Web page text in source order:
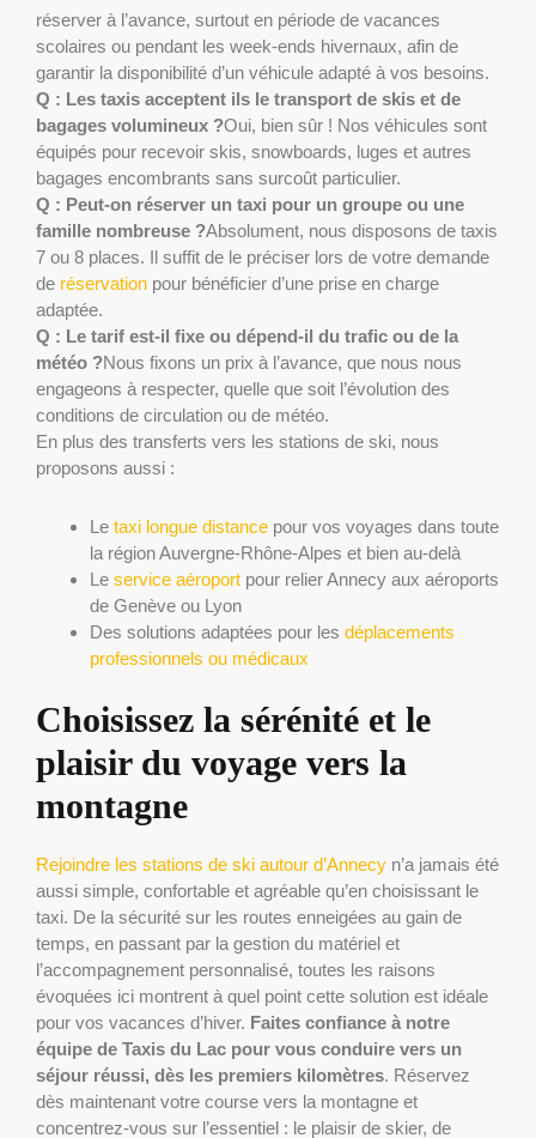
réserver à l’avance, surtout en période de vacances
scolaires ou pendant les week-ends hivernaux, afin de
garantir la disponibilité d’un véhicule adapté à vos besoins.
Q : Les taxis acceptent ils le transport de skis et de
bagages volumineux ?Oui, bien sûr ! Nos véhicules sont
équipés pour recevoir skis, snowboards, luges et autres
bagages encombrants sans surcoût particulier.
Q : Peut-on réserver un taxi pour un groupe ou une
famille nombreuse ?Absolument, nous disposons de taxis
7 ou 8 places. Il suffit de le préciser lors de votre demande
de réservation pour bénéficier d’une prise en charge
adaptée.
Q : Le tarif est-il fixe ou dépend-il du trafic ou de la
météo ?Nous fixons un prix à l’avance, que nous nous
engageons à respecter, quelle que soit l’évolution des
conditions de circulation ou de météo.
En plus des transferts vers les stations de ski, nous
proposons aussi :
Le taxi longue distance pour vos voyages dans toute
la région Auvergne-Rhône-Alpes et bien au-delà
Le service aéroport pour relier Annecy aux aéroports
de Genève ou Lyon
Des solutions adaptées pour les déplacements
professionnels ou médicaux
Choisissez la sérénité et le
plaisir du voyage vers la
montagne
Rejoindre les stations de ski autour d’Annecy n’a jamais été
aussi simple, confortable et agréable qu’en choisissant le
taxi. De la sécurité sur les routes enneigées au gain de
temps, en passant par la gestion du matériel et
l’accompagnement personnalisé, toutes les raisons
évoquées ici montrent à quel point cette solution est idéale
pour vos vacances d’hiver. Faites confiance à notre
équipe de Taxis du Lac pour vous conduire vers un
séjour réussi, dès les premiers kilomètres. Réservez
dès maintenant votre course vers la montagne et
concentrez-vous sur l’essentiel : le plaisir de skier, de